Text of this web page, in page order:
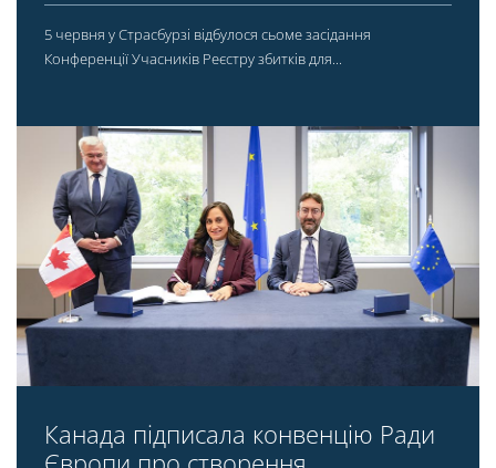
5 червня у Страсбурзі відбулося сьоме засідання
Конференції Учасників Реєстру збитків для...
Канада підписала конвенцію Ради